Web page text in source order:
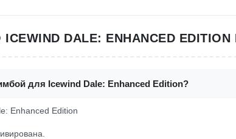
DALE: ENHANCED
для Icewind Dale: Enhanced Edition?
Enhanced Edition